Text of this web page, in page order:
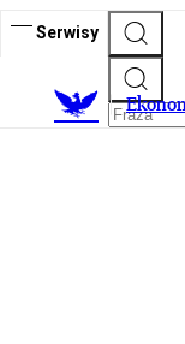
Serwisy